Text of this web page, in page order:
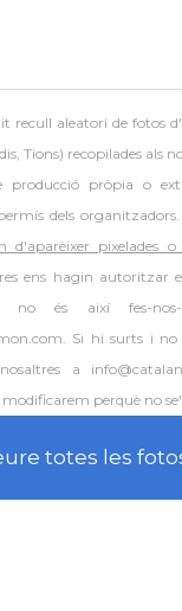
recull aleatori defotos
Tions) recopilades als
producció pròpia o
dels
d'aparèixer pixelades o
ens hagin autoritzar
no és així fes-
Si hi surts i no
a
perquè no
totes les